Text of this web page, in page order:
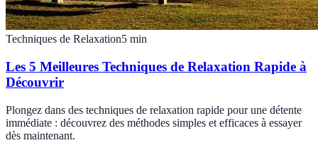
Techniques de Relaxation5 min
Les 5 Meilleures Techniques de Relaxation Rapide à
Découvrir
Plongez dans des techniques de relaxation rapide pour une détente
immédiate : découvrez des méthodes simples et efficaces à essayer
dès maintenant.